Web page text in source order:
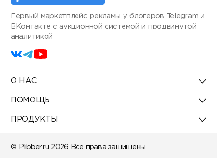
Первый маркетплейс рекламы у блогеров Telegram и
ВКонтакте с аукционной системой и продвинутой
аналитикой
О НАС
ПОМОЩЬ
ПРОДУКТЫ
© Plibber.ru 2026 Все права защищены